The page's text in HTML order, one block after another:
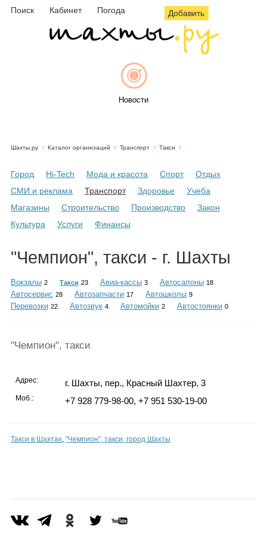
Поиск Кабинет Погода Добавить
Новости
Объявления
Гороскоп
Карты
Фотогалерея
Шахты.ру Каталог организаций Транспорт Такси
Город Hi-Tech Мода и красота Спорт
Отдых
СМИ и реклама
Транспорт Здоровье
Учеба
Магазины
Строительство Производство
Закон
Культура
Услуги Финансы
"Чемпион", такси - г. Шахты
Вокзалы 2 Такси 23 Авиа-кассы 3 Автосалоны 18
Автосервис 28 Автозапчасти 17 Автошколы 9
Перевозки 22 Автозвук 4 Автомойки 2 Автостоянки 0
"Чемпион", такси
Адрес: г. Шахты, пер., Красный Шахтер, 3
Моб.: +7 928 779-98-00, +7 951 530-19-00
Такси в Шахтах, "Чемпион", такси, город Шахты